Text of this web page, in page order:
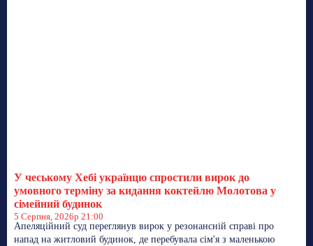
У чеському Хебі українцю спростили вирок до
умовного терміну за кидання коктейлю Молотова у
сімейний будинок
5 Серпня, 2026р 21:00
Апеляційний суд переглянув вирок у резонансній справі про
напад на житловий будинок, де перебувала сім'я з маленькою